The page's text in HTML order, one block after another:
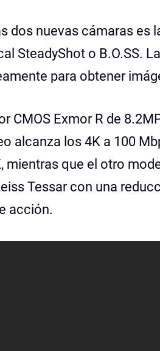
dos nuevas cámaras es
SteadyShot o B.O.SS.
para obtener
CMOS Exmor R de
alcanza los 4K a 100
mientras que el otro
Tessar con una
acción.